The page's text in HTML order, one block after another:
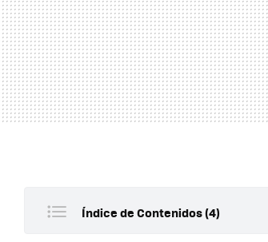
Índice de Contenidos (4)